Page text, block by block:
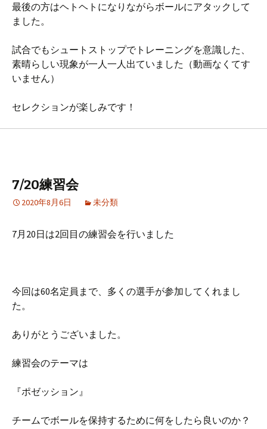
最後の方はヘトヘトになりながらボールにアタックして
ました。
試合でもシュートストップでトレーニングを意識した、
素晴らしい現象が一人一人出ていました（動画なくてす
いません）
セレクションが楽しみです！
7/20練習会
2020年8月6日 未分類
7月 20日は2回目の練習会を行いました
今回は60名定員まで、多くの選手が参加してくれまし
た。
ありがとうございました。
練習会のテーマは
『ポゼッション』
チームでボールを保持するために何をしたら良いのか？